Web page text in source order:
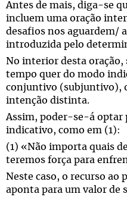
Antes de mais, diga-se
incluem uma oração
desafios nos aguardem/
introduzida pelo
No interior desta oração,
tempo quer do modo
conjuntivo (subjuntivo),
intenção distinta.
Assim, poder-se-á optar
indicativo, como em (1):
(1) «Não importa quais
teremos força para
Neste caso, o recurso ao
aponta para um valor de